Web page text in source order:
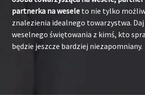
partnerka na wesele to nie tylko
znalezienia idealnego towarzystwa.
weselnego świętowania z kimś, kto
będzie jeszcze bardziej niezapomniany.